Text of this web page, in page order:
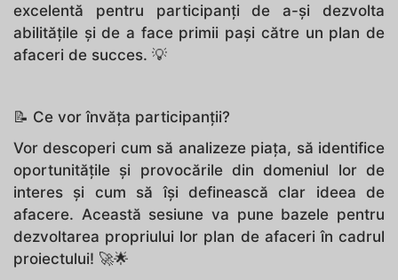
excelentă pentru participanți de a-și dezvolta
abilitățile și de a face primii pași către un plan de
afaceri de succes. 💡
📝 Ce vor învăța participanții?
Vor descoperi cum să analizeze piața, să identifice
oportunitățile și provocările din domeniul lor de
interes și cum să își definească clar ideea de
afacere. Această sesiune va pune bazele pentru
dezvoltarea propriului lor plan de afaceri în cadrul
proiectului! 🚀🌟